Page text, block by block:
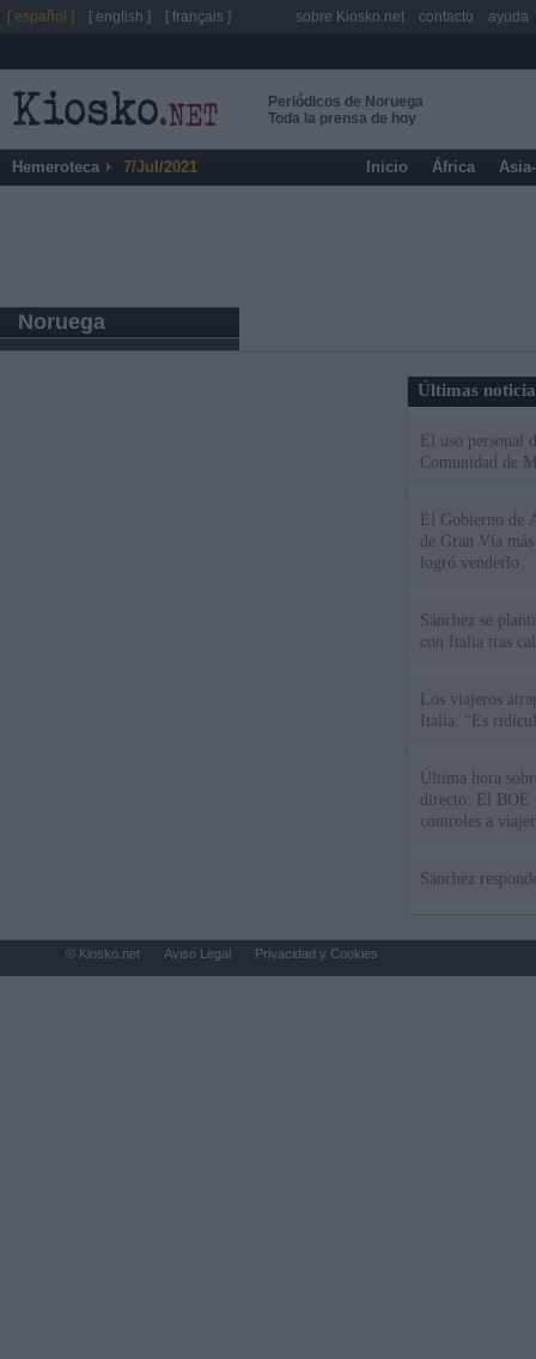
Periódicos de Noruega
Toda la prensa de hoy
Hemeroteca 7/Jul/2021 Inicio África
Noruega
Últimas
El uso personal
Comunidad de
El Gobierno de
de Gran Vía
logró venderlo
Sánchez se
con Italia tras
Los viajeros
Italia: “Es
Última hora
directo: El BOE
controles a
Sánchez
[ español ] [ english ] [ français ] sobre Kiosko.net contacto ayuda
© Kiosko.net Aviso Legal Privacidad y Cookies